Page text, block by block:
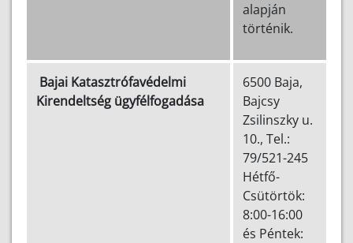
alapján
történik.
Bajai Katasztrófavédelmi
Kirendeltség ügyfélfogadása
6500 Baja,
Bajcsy
Zsilinszky u.
10., Tel.:
79/521-245
Hétfő-
Csütörtök:
8:00-16:00
és Péntek: